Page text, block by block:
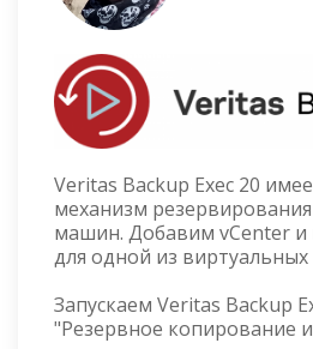
Veritas Backup Exec 20
механизм
машин. Добавим vCenter и
для одной из
Запускаем Veritas Backup
"Резервное копирование